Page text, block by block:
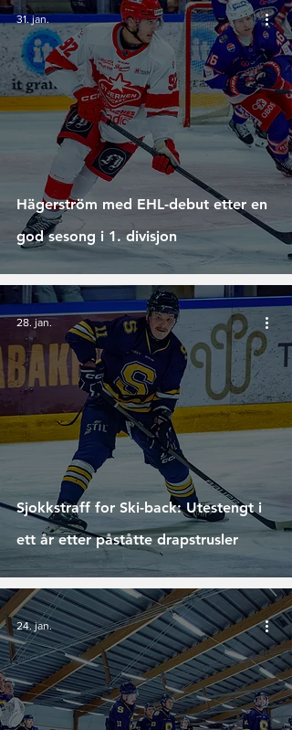
Hägerström med EHL-debut etter en
god sesong i 1. divisjon
31. jan.
Sjokkstraff for Ski-back: Utestengt i
ett år etter påståtte drapstrusler
28. jan.
24. jan.